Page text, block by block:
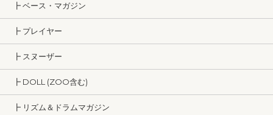
┣ ベース・マガジン
┣ プレイヤー
┣ スヌーザー
┣ DOLL (ZOO含む)
┣ リズム＆ドラムマガジン